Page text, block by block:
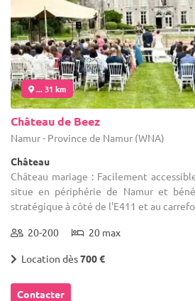
... 31 km
Château de Beez
Namur - Province de Namur (WNA)
Château
Château mariage : Facilement
situe en périphérie de Namur et
stratégique à côté de l'E411 et au
20-200 20 max
Location dès700 €
Contacter